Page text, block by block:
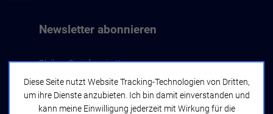
Newsletter abonnieren
Bleiben Sie informiert!
Jetzt abonnieren
Diese Seite nutzt Website Tracking-Technologien von Dritten,
um ihre Dienste anzubieten. Ich bin damit einverstanden und
kann meine Einwilligung jederzeit mit Wirkung für die